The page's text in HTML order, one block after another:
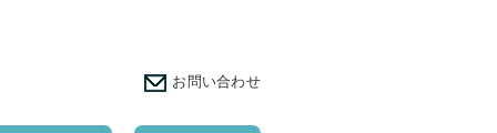
お問い合わせ